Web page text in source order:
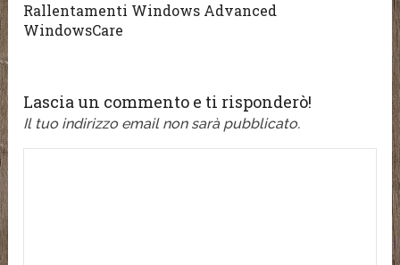
Rallentamenti Windows Advanced
WindowsCare
Lascia un commento e ti risponderò!
Il tuo indirizzo email non sarà pubblicato.